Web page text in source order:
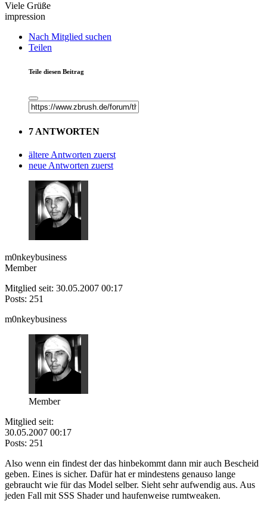
Viele Grüße
impression
Nach Mitglied suchen
Teilen
Teile diesen Beitrag
7 ANTWORTEN
ältere Antworten zuerst
neue Antworten zuerst
m0nkeybusiness
Member
Mitglied seit: 30.05.2007 00:17
Posts: 251
m0nkeybusiness
Member
Mitglied seit:
30.05.2007 00:17
Posts: 251
Also wenn ein findest der das hinbekommt dann mir auch Bescheid
geben. Eines is sicher. Dafür hat er mindestens genauso lange
gebraucht wie für das Model selber. Sieht sehr aufwendig aus. Aus
jeden Fall mit SSS Shader und haufenweise rumtweaken.